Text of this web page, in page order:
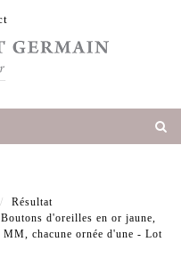
Résultat
Boutons d'oreilles en or jaune,
MM, chacune ornée d'une - Lot